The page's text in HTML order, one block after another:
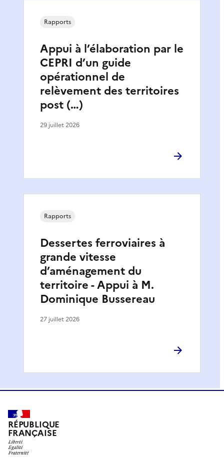
Appui à l’élaboration par le
CEPRI d’un guide
opérationnel de
relèvement des territoires
post (…)
Rapports
29 juillet 2026
Dessertes ferroviaires à
grande vitesse
d’aménagement du
territoire - Appui à M.
Dominique Bussereau
Rapports
27 juillet 2026
RÉPUBLIQUE
FRANÇAISE